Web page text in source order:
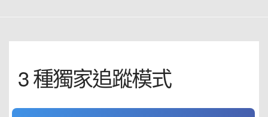
3 種獨家追蹤模式